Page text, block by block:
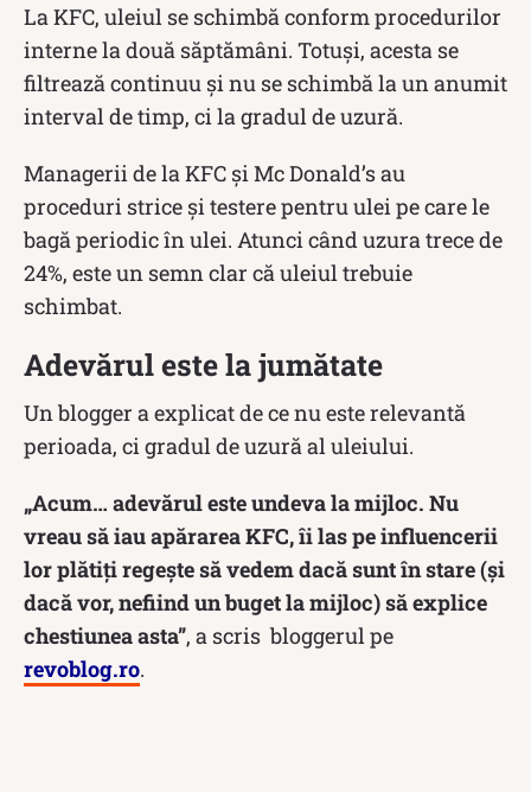
La KFC, uleiul se schimbă conform procedurilor
interne la două săptămâni. Totuși, acesta se
filtrează continuu și nu se schimbă la un anumit
interval de timp, ci la gradul de uzură.
Managerii de la KFC și Mc Donald’s au
proceduri strice și testere pentru ulei pe care le
bagă periodic în ulei. Atunci când uzura trece de
24%, este un semn clar că uleiul trebuie
schimbat.
Adevărul este la jumătate
Un blogger a explicat de ce nu este relevantă
perioada, ci gradul de uzură al uleiului.
„Acum… adevărul este undeva la mijloc. Nu
vreau să iau apărarea KFC, îi las pe influencerii
lor plătiți regește să vedem dacă sunt în stare (și
dacă vor, nefiind un buget la mijloc) să explice
chestiunea asta”, a scris bloggerul pe
revoblog.ro.